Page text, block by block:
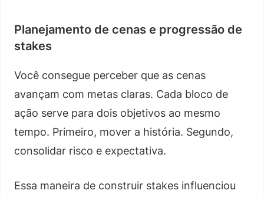
Planejamento de cenas e progressão de
stakes
Você consegue perceber que as cenas
avançam com metas claras. Cada bloco de
ação serve para dois objetivos ao mesmo
tempo. Primeiro, mover a história. Segundo,
consolidar risco e expectativa.
Essa maneira de construir stakes influenciou